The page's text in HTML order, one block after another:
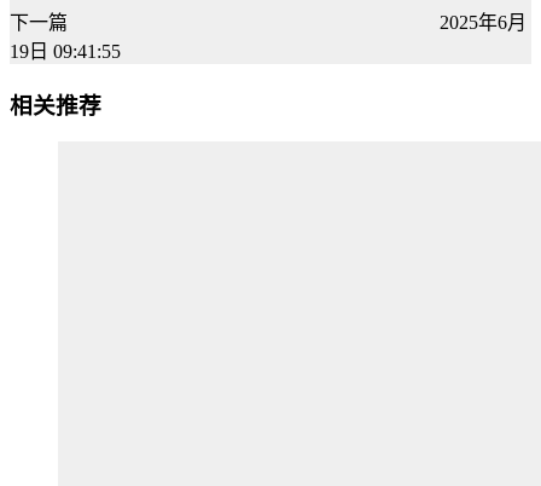
下一篇
2025年6月
19日 09:41:55
相关推荐